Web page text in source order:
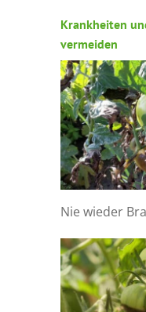
Krankheiten
vermeiden
Nie wieder